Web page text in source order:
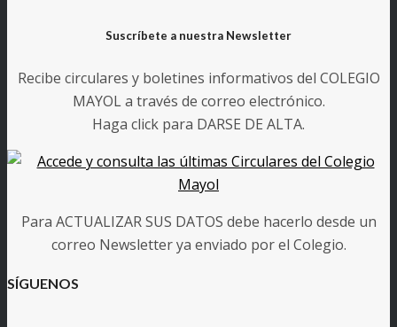
Suscríbete a nuestra Newsletter
Recibe circulares y boletines informativos del COLEGIO
MAYOL a través de correo electrónico.
Haga click para DARSE DE ALTA.
Para ACTUALIZAR SUS DATOS debe hacerlo desde un
correo Newsletter ya enviado por el Colegio.
SÍGUENOS